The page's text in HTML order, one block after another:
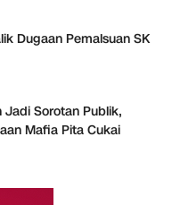
Dugaan Pemalsuan SK
Jadi Sorotan Publik,
Mafia Pita Cukai